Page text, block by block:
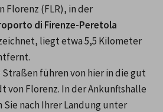
Florenz (FLR), in der
di Firenze-Peretola
liegt etwa 5,5 Kilometer
führen von hier in die gut
von Florenz. In der Ankunftshalle
nach Ihrer Landung unter